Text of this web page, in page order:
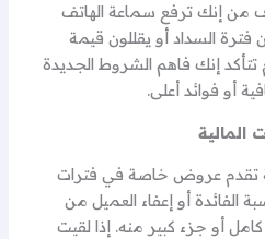
من إنك ترفع سماعة الهاتف
السداد أو يقللون قيمة
إنك فاهم الشروط الجديدة
أو فوائد أعلى.
تقدم عروض خاصة في فترات
الفائدة أو إعفاء العميل من
أو جزء كبير منه. إذا لقيت